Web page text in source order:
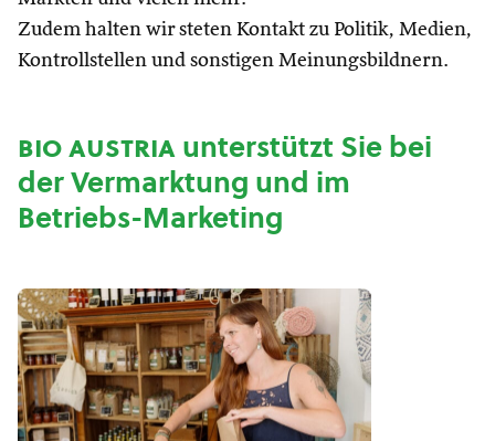
Zudem halten wir steten Kontakt zu Politik, Medien,
Kontrollstellen und sonstigen Meinungsbildnern.
bio austriaunterstützt Sie bei
der Vermarktung und im
Betriebs-Marketing